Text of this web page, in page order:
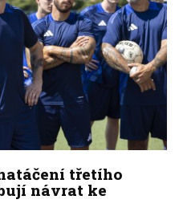
třetího
návrat ke